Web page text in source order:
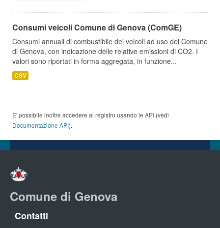
Consumi veicoli Comune di Genova (ComGE)
Consumi annuali di combustibile dei veicoli ad uso del Comune
di Genova, con indicazione delle relative emissioni di CO2. I
valori sono riportati in forma aggregata, in funzione...
CSV
E' possibile inoltre accedere al registro usando le API (vedi
Documentazione API).
Comune di Genova
Contatti